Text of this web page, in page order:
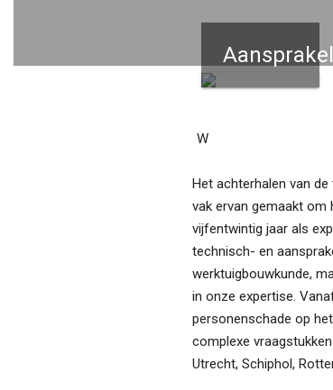
W
Het achterhalen van
vak ervan gemaakt om
vijfentwintig jaar als
technisch- en
werktuigbouwkunde,
in onze expertise.
personenschade op
complexe
Utrecht, Schiphol,